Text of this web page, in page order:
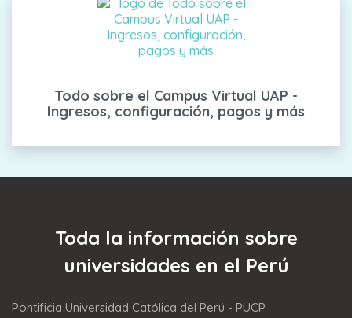
Todo sobre el Campus Virtual UAP -
Ingresos, configuración, pagos y más
Toda la información sobre
universidades en el Perú
Pontificia Universidad Católica del Perú - PUCP